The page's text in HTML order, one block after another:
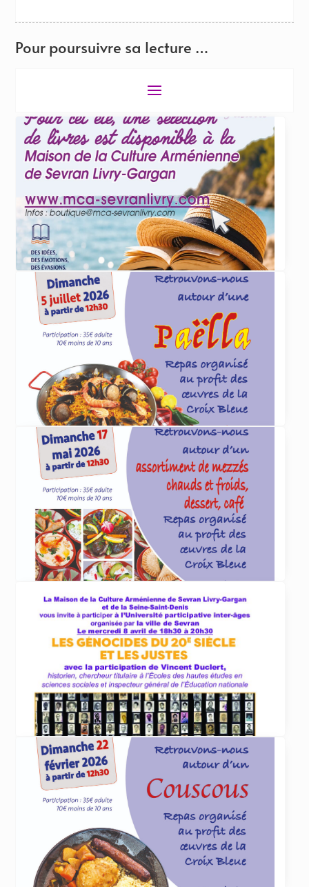
Pour poursuivre sa lecture …
ACTUALITÉS
4 juin 2026
Et cet été, que lirez-vous
... lire plus
ACTUALITÉS
4 juin 2026
Paëlla organisée par la Croix Bleue le 5 juillet
La Croix Bleue des Arméniens de France
section Dirouhie Missakian de Sevran-Livry
organise ... lire plus
ACTUALITÉS
29 avril 2026
Repas de la Croix Bleue le 17 mai 2026
La Croix Bleue des Arméniens de France
section Dirouhie Missakian de Sevran-Livry
organise ... lire plus